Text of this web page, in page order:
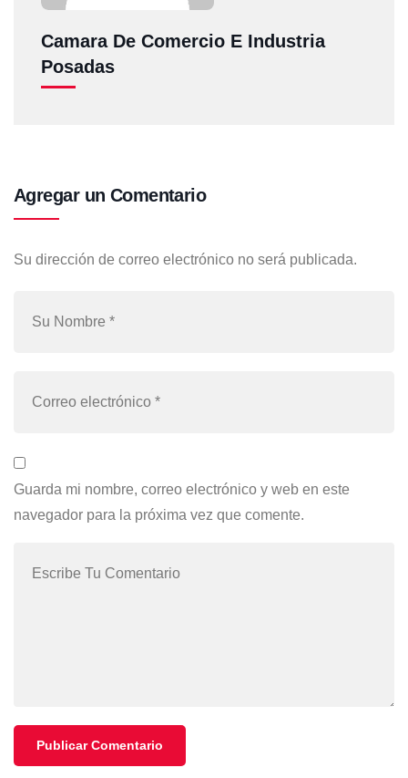
Camara De Comercio E Industria
Posadas
Agregar un Comentario
Su dirección de correo electrónico no será publicada.
Guarda mi nombre, correo electrónico y web en este
navegador para la próxima vez que comente.